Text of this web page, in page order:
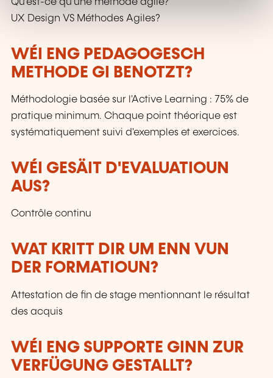
UX Design VS Méthodes Agiles?
WÉI ENG PEDAGOGESCH
METHODE GI BENOTZT?
Méthodologie basée sur l'Active Learning : 75% de
pratique minimum. Chaque point théorique est
systématiquement suivi d'exemples et exercices.
WÉI GESÄIT D'EVALUATIOUN
AUS?
Contrôle continu
WAT KRITT DIR UM ENN VUN
DER FORMATIOUN?
Attestation de fin de stage mentionnant le résultat
des acquis
WÉI ENG SUPPORTE GINN ZUR
VERFÜGUNG GESTALLT?